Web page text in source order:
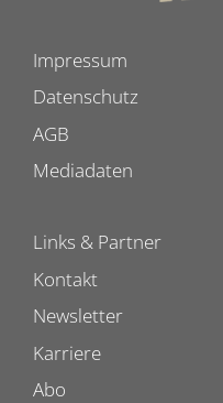
Impressum
Datenschutz
AGB
Mediadaten
Links & Partner
Kontakt
Newsletter
Karriere
Abo